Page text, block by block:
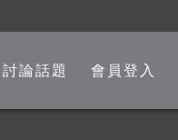
討論話題 會員登入